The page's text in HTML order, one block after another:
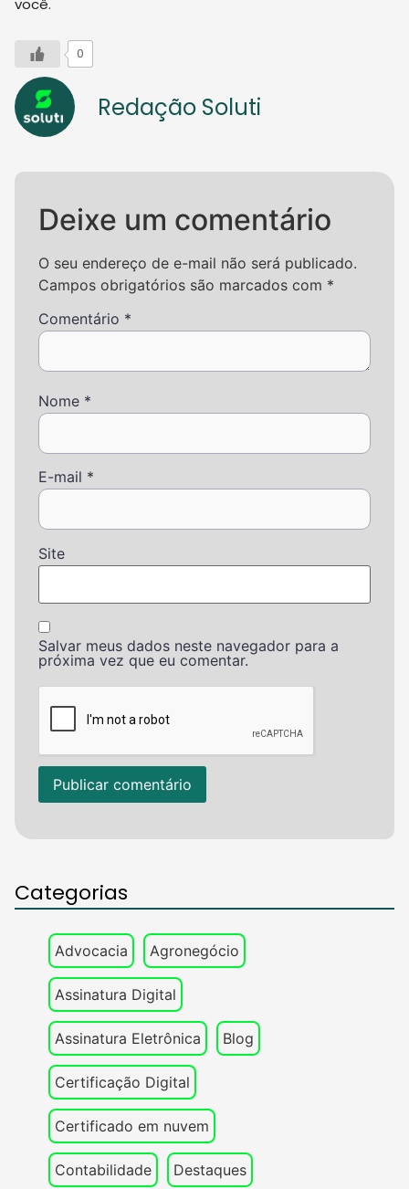
você.
0
Redação Soluti
Deixe um comentário
O seu endereço de e-mail não será publicado.
Campos obrigatórios são marcados com *
Comentário *
Nome *
E-mail *
Site
Salvar meus dados neste navegador para a
próxima vez que eu comentar.
Categorias
Advocacia Agronegócio
Assinatura Digital
Assinatura Eletrônica Blog
Certificação Digital
Certificado em nuvem
Contabilidade Destaques